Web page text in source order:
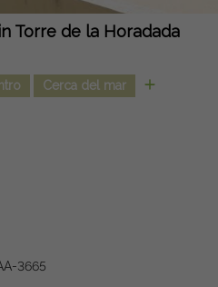
Torre de la Horadada
Cerca del mar
3665